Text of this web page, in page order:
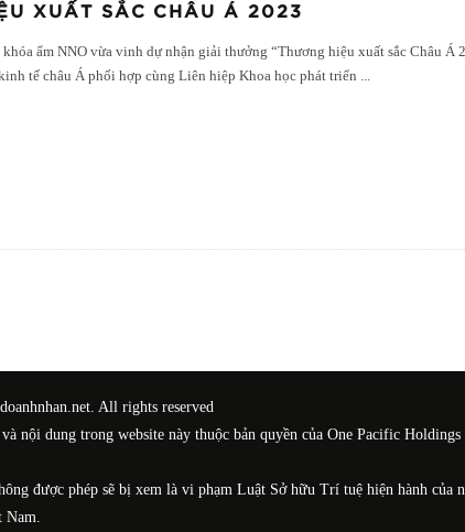
XUẤT SẮC CHÂU Á 2023
khóa ẩm NNO vừa vinh dự nhận giải thưởng “Thương hiệu xuất sắc Châu Á
tế châu Á phối hợp cùng Liên hiệp Khoa học phát triển ...
All rights reserved
nội dung trong website này thuộc bản quyền của One Pacific
được phép sẽ bị xem là vi phạm Luật Sở hữu Trí tuệ hiện hành của
Nam.